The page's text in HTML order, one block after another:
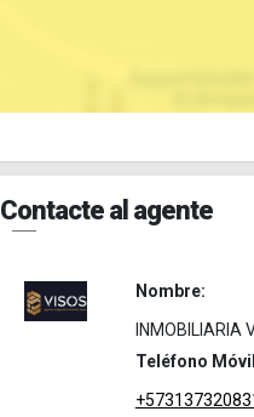
Contacte al agente
Nombre:
INMOBILIARIA
Teléfono